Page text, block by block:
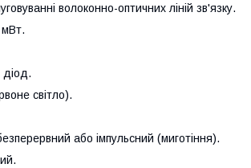
волоконно-оптичних ліній зв'язку.
мВт.
діод.
світло).
або імпульсний (миготіння).